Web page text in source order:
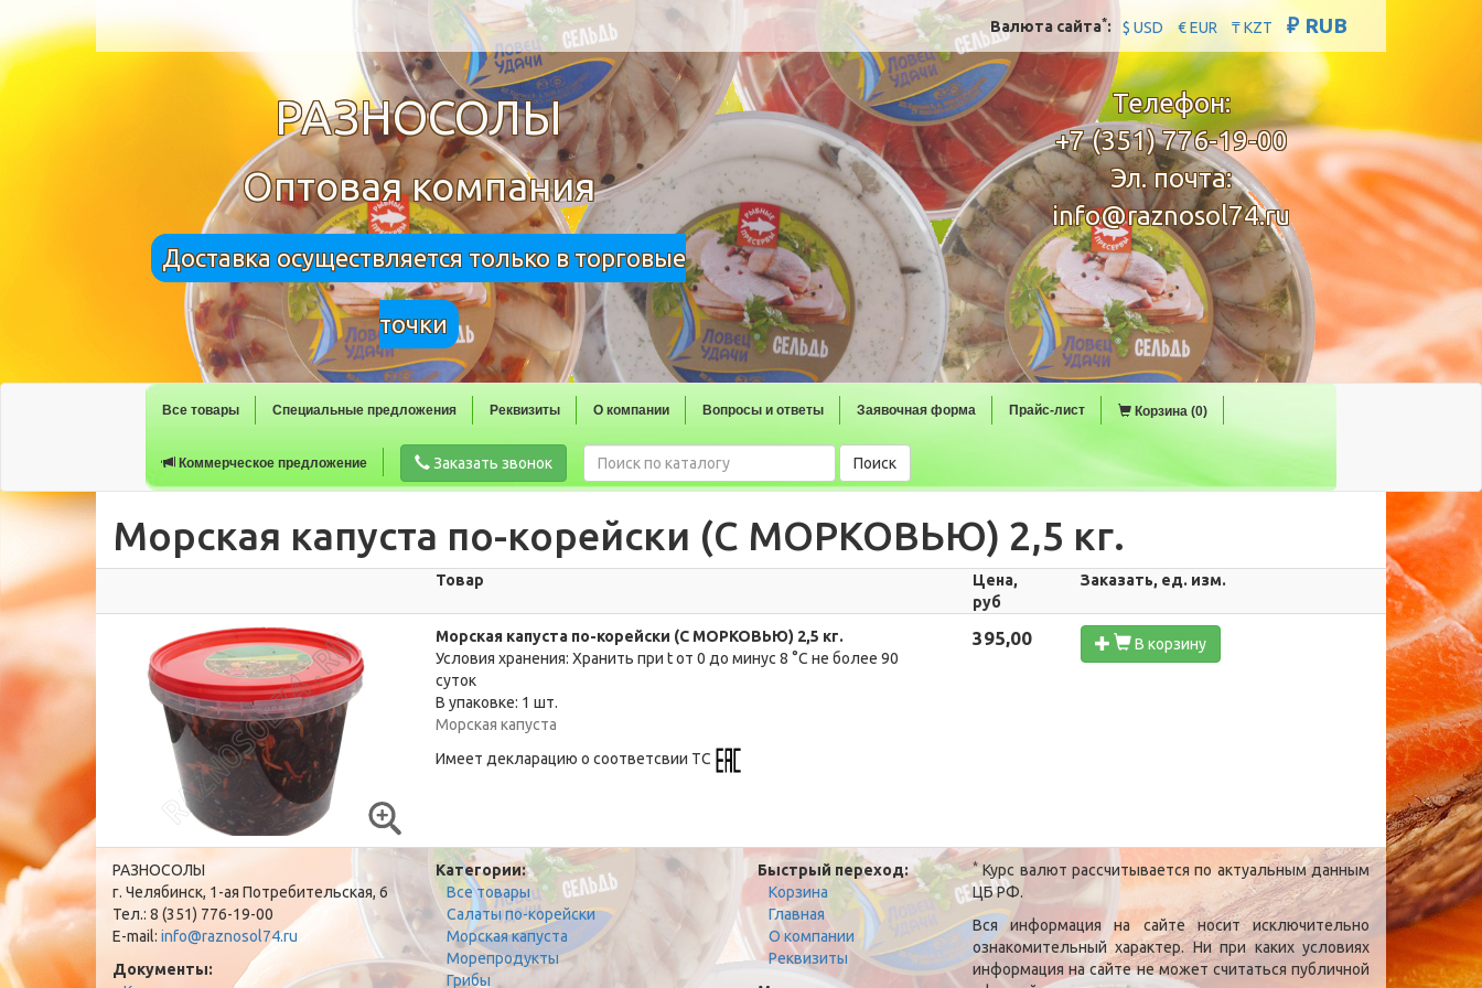
$ USD € EUR ₸ KZT ₽ RUB
Валюта сайта*:
РАЗНОСОЛЫ
Оптовая компания
Доставка осуществляется только в торговые
точки
Телефон:
+7 (351) 776-19-00
Эл. почта:
info@raznosol74.ru
Все товары Специальные предложения Реквизиты О компании Вопросы и ответы Заявочная форма Прайс-лист Корзина (0)
Коммерческое предложение Заказать звонок Поиск
Морская капуста по-корейски (С МОРКОВЬЮ) 2,5 кг.
Товар
Цена,
руб
Заказать, ед. изм.
Морская капуста по-корейски (С МОРКОВЬЮ) 2,5 кг.
Условия хранения: Хранить при t от 0 до минус 8 °C не более 90
суток
В упаковке: 1 шт.
Морская капуста
Имеет декларацию о соответсвии ТС
395,00 В корзину
РАЗНОСОЛЫ
г. Челябинск, 1-ая Потребительская, 6
Тел.: 8 (351) 776-19-00
E-mail: info@raznosol74.ru
Документы:
Категории:
Все товары
Салаты по-корейски
Морская капуста
Морепродукты
Грибы
Быстрый переход:
Корзина
Главная
О компании
Реквизиты
*Курс валют рассчитывается по актуальным данным
ЦБ РФ.
Вся информация на сайте носит исключительно
ознакомительный характер. Ни при каких условиях
информация на сайте не может считаться публичной